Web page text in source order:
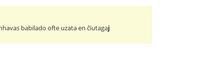
babilado ofte uzata en ĉiutagaj